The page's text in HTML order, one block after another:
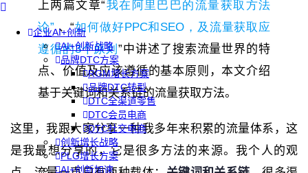
企业AI+创新
AI+创新战略
品牌DTC方案
RGM增长方案
品牌DTC转型
DTC全渠道零售
DTC会员电商
DTC社交电商
创新增长战略
PLG增长方案
AI+创新加速
上两篇文章“我在阿里巴巴的流量获取方法
论” 、“如何做好PPC和SEO，及流量获取应
遵循的3个原则”中讲述了搜索流量世界的特
点、价值及应该遵循的基本原则，本文介绍
基于关键词和关系链的流量获取方法。
这里，我跟大家分享一种我多年来积累的流量体系，这
是我最想分享的，它是很多方法的来源。我个人的观